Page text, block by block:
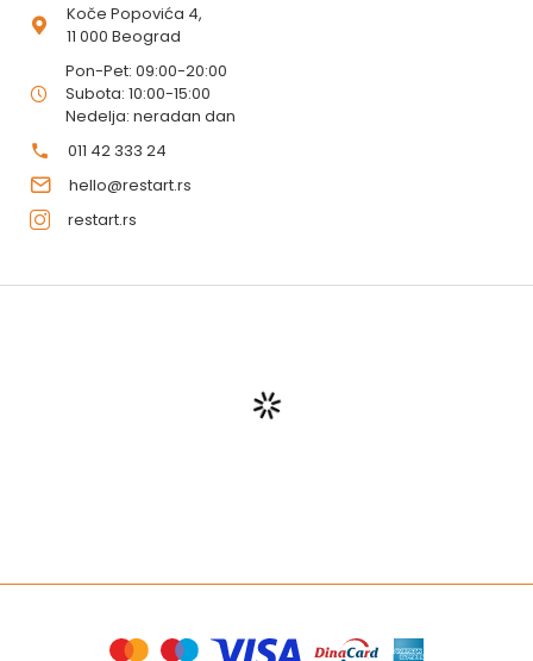
Koče Popovića 4,
11 000 Beograd
Pon-Pet: 09:00-20:00
Subota: 10:00-15:00
Nedelja: neradan dan
011 42 333 24
hello@restart.rs
restart.rs